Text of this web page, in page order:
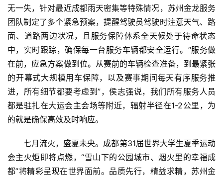
无一失，针对最近成都雨天密集等特殊情况，苏州金龙服务
团队制定了多个紧急预案，提醒驾驶员驾驶时注意天气、路
面、道路两边状况，且服务保障体系全天候处于待命状态
中，实时跟踪，确保每一台服务车辆都安全运行。“服务做
在前，应急方案做到位。从赛前的车辆检查准备，到最紧张
的开幕式大规模用车保障，以及赛事期间每天有序服务推
进，所有细节都要考虑到”，侯志强说，我们所有服务人员
都是驻扎在大运会主会场等附近，辐射半径在1-2公里，为
的就是确保高效及时响应。
七月流火，盛夏未央。成都第31届世界大学生夏季运动
会主火炬即将点燃，“雪山下的公园城市、烟火里的幸福成
都”将精彩呈现在世界面前。品质先行，精益求精，苏州金